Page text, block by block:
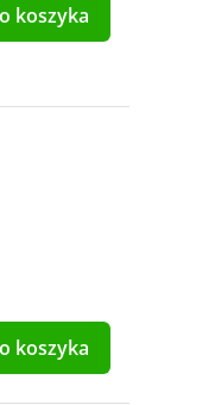
koszyka
koszyka